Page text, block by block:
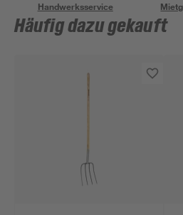
Handwerksservice
Häufig dazu gekauft